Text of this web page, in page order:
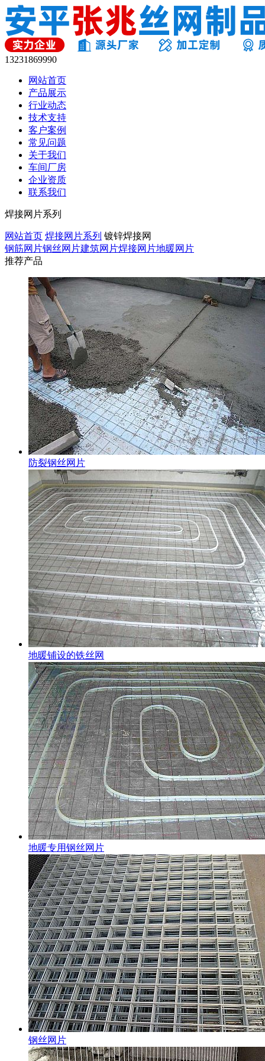
13231869990
网站首页
产品展示
行业动态
技术支持
客户案例
常见问题
关于我们
车间厂房
企业资质
联系我们
焊接网片系列
网站首页 焊接网片系列 镀锌焊接网
钢筋网片钢丝网片建筑网片焊接网片地暖网片
推荐产品
防裂钢丝网片
地暖铺设的铁丝网
地暖专用钢丝网片
钢丝网片